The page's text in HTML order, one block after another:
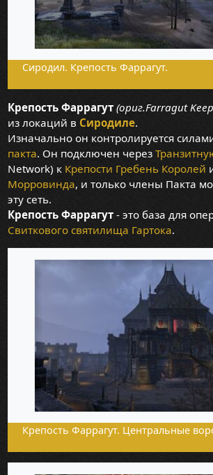
Сиродил. Крепость Фаррагут.
Крепость Фаррагут (ориг.Farragut
из локаций в Сиродиле.
Изначально он контролируется
пакта. Он подключен через
Network) к Крепости Гребень Королей
Морровинда, и только члены Пакта
эту сеть.
Крепость Фаррагут- это база для
Свиткового святилища Гартока.
Крепость Фаррагут. Центральные